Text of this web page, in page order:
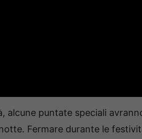
alcune puntate speciali
Fermare durante le